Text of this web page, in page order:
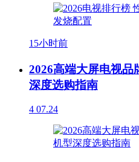
15小时前
2026高端大屏电视品
深度选购指南
4 07.24